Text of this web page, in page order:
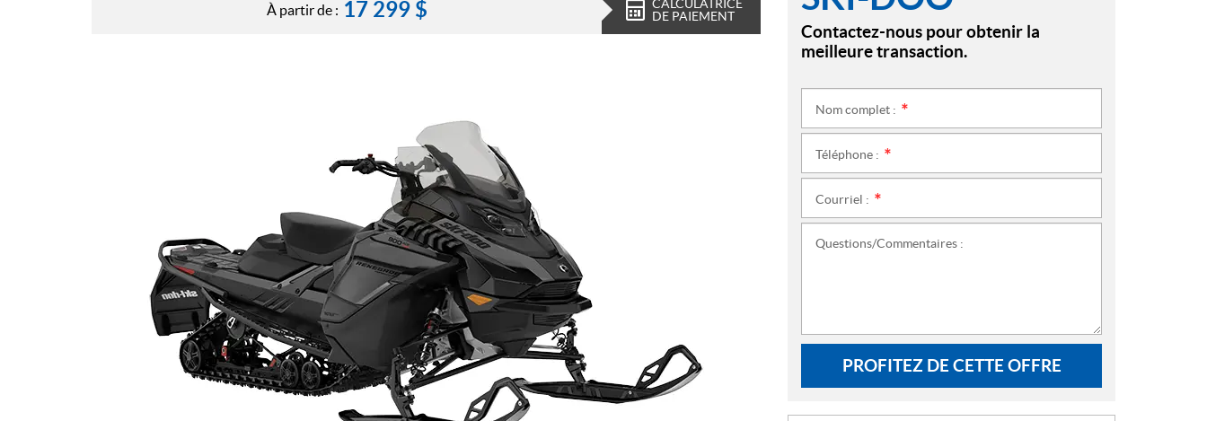
À partir de : 17 299 $
CALCULATRICE
DE PAIEMENT
Contactez-nous pour obtenir la
meilleure transaction.
Nom complet :
Téléphone :
Courriel :
Questions/Commentaires :
PROFITEZ DE CETTE OFFRE